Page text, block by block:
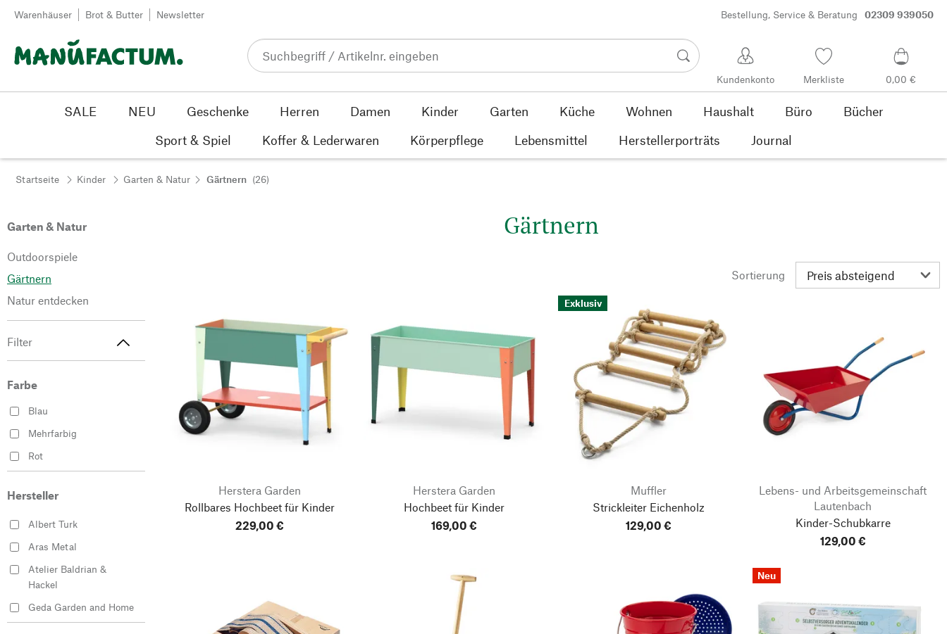
Zum Inhalt springen
Warenhäuser Brot & Butter Newsletter Bestellung, Service & Beratung 02309 939050
Kundenkonto Merkliste 0,00 €
SALE NEU Geschenke Herren Damen Kinder Garten Küche Wohnen Haushalt Büro
Bücher
Sport & Spiel
Koffer & Lederwaren Körperpflege Lebensmittel Herstellerporträts Journal
Startseite Kinder Garten & Natur Gärtnern (26)
Garten & Natur
Outdoorspiele
Gärtnern
Natur entdecken
Filter
Farbe
Blau
Mehrfarbig
Rot
Hersteller
Albert Turk
Aras Metal
Atelier Baldrian &
Hackel
Geda Garden and Home
Gärtnern
Sortierung
Herstera Garden
Rollbares Hochbeet für Kinder
229,00 €
Herstera Garden
Hochbeet für Kinder
169,00 €
Exklusiv
Muffler
Strickleiter Eichenholz
129,00 €
Lebens- und Arbeitsgemeinschaft
Lautenbach
Kinder-Schubkarre
129,00 €
Neu